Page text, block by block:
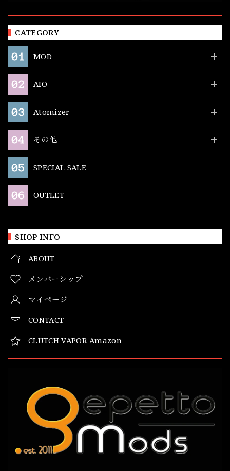
CATEGORY
MOD
AIO
Atomizer
その他
SPECIAL SALE
OUTLET
SHOP INFO
ABOUT
メンバーシップ
マイページ
CONTACT
CLUTCH VAPOR Amazon